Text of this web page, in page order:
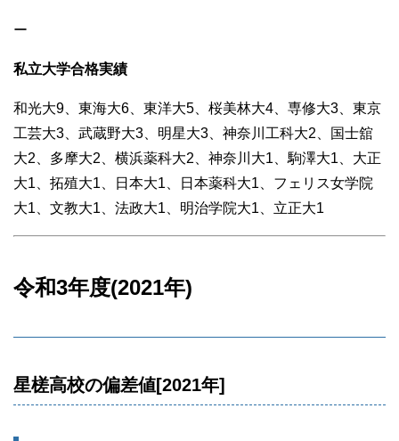
ー
私立大学合格実績
和光大9、東海大6、東洋大5、桜美林大4、専修大3、東京
工芸大3、武蔵野大3、明星大3、神奈川工科大2、国士舘
大2、多摩大2、横浜薬科大2、神奈川大1、駒澤大1、大正
大1、拓殖大1、日本大1、日本薬科大1、フェリス女学院
大1、文教大1、法政大1、明治学院大1、立正大1
令和3年度(2021年)
星槎高校の偏差値[2021年]